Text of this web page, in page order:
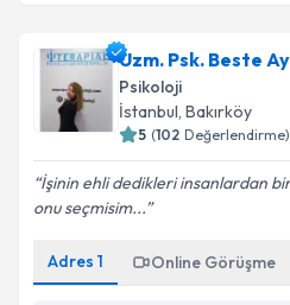
Uzm. Psk. Beste
Psikoloji
İstanbul,Bakırköy
( Değerlendirme)
İşinin ehli dedikleri insanlardan
onu seçmisim...
Adres 1 Online Görüşme